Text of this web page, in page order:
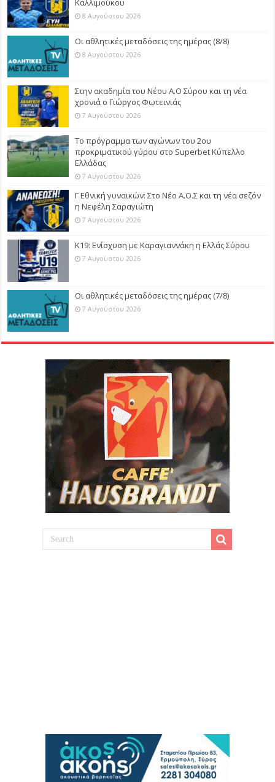
Καλλιμούκου
8 Αυγούστου 2026
Οι αθλητικές μεταδόσεις της ημέρας (8/8)
8 Αυγούστου 2026
Στην ακαδημία του Νέου Α.Ο Σύρου και τη νέα
χρονιά ο Γιώργος Φωτεινιάς
7 Αυγούστου 2026
Το πρόγραμμα των αγώνων του 2ου
προκριματικού γύρου στο Superbet Κύπελλο
Ελλάδας
7 Αυγούστου 2026
Γ Εθνική γυναικών: Στο Νέο Α.Ο.Σ και τη νέα σεζόν
η Νεφέλη Σαραγιώτη
7 Αυγούστου 2026
Κ19: Ενίσχυση με Καραγιαννάκη η Ελλάς Σύρου
7 Αυγούστου 2026
Οι αθλητικές μεταδόσεις της ημέρας (7/8)
7 Αυγούστου 2026